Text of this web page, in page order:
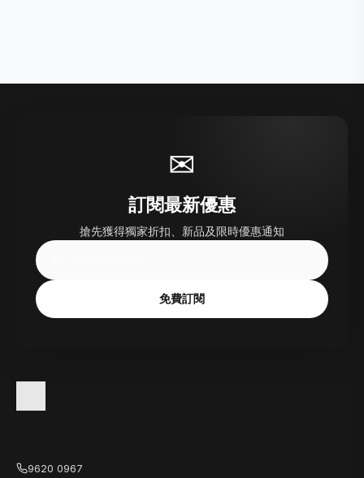
✉
訂閱最新優惠
搶先獲得獨家折扣、新品及限時優惠通知
免費訂閱
9620 0967